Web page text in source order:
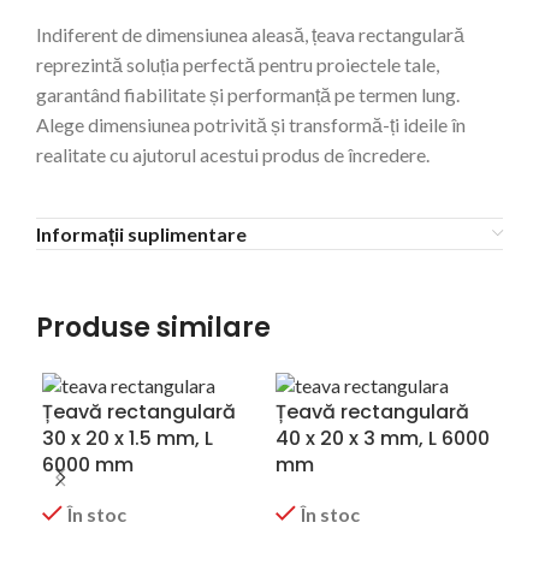
Indiferent de dimensiunea aleasă, țeava rectangulară
reprezintă soluția perfectă pentru proiectele tale,
garantând fiabilitate și performanță pe termen lung.
Alege dimensiunea potrivită și transformă-ți ideile în
realitate cu ajutorul acestui produs de încredere.
Informații suplimentare
Produse similare
Țeavă rectangulară
30 x 20 x 1.5 mm, L
6000 mm
În stoc
Țeavă rectangulară
40 x 20 x 3 mm, L 6000
mm
În stoc